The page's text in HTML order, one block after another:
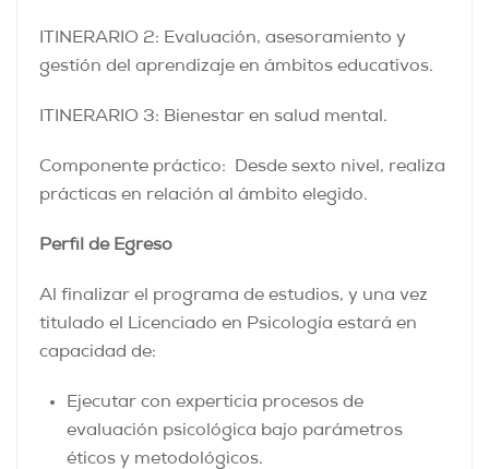
ITINERARIO 2: Evaluación, asesoramiento y
gestión del aprendizaje en ámbitos educativos.
ITINERARIO 3: Bienestar en salud mental.
Componente práctico: Desde sexto nivel, realiza
prácticas en relación al ámbito elegido.
Perfil de Egreso
Al finalizar el programa de estudios, y una vez
titulado el Licenciado en Psicología estará en
capacidad de:
Ejecutar con experticia procesos de
evaluación psicológica bajo parámetros
éticos y metodológicos.